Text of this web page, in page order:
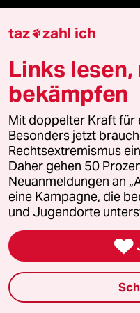
abo
genossenschaft
taz zahl ich
recherchefonds ausland
panterstiftung
taz zahl ich
Links
bekämpfen
Mit doppelter Kraft für
Besonders jetzt
Rechtsextremismus
Daher gehen 50
Neuanmeldungen an
eine Kampagne, die
und Jugendorte
